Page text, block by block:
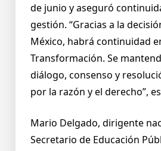
de junio y aseguró
gestión. “Gracias a la
México, habrá continuidad
Transformación. Se
diálogo, consenso y
por la razón y el derecho”,
Mario Delgado, dirigente
Secretario de Educación